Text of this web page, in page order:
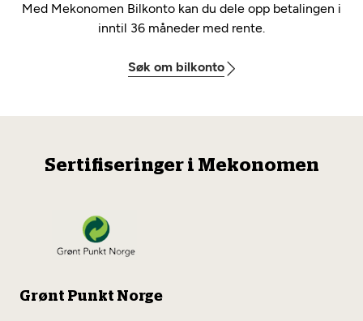
Med Mekonomen Bilkonto kan du dele opp betalingen i
inntil 36 måneder med rente.
Søk om bilkonto
Sertifiseringer i Mekonomen
Grønt Punkt Norge